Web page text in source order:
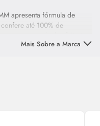
apresenta fórmula de
até 100% de
agente alcalino alternativo -
Mais Sobre a Marca